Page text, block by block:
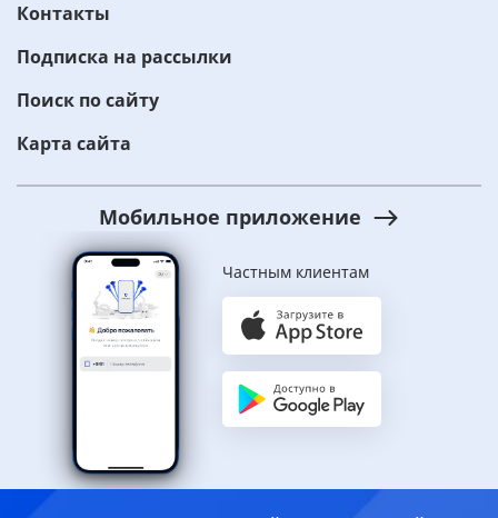
Контакты
Подписка на рассылки
Поиск по сайту
Карта сайта
Мобильное приложение
Частным клиентам